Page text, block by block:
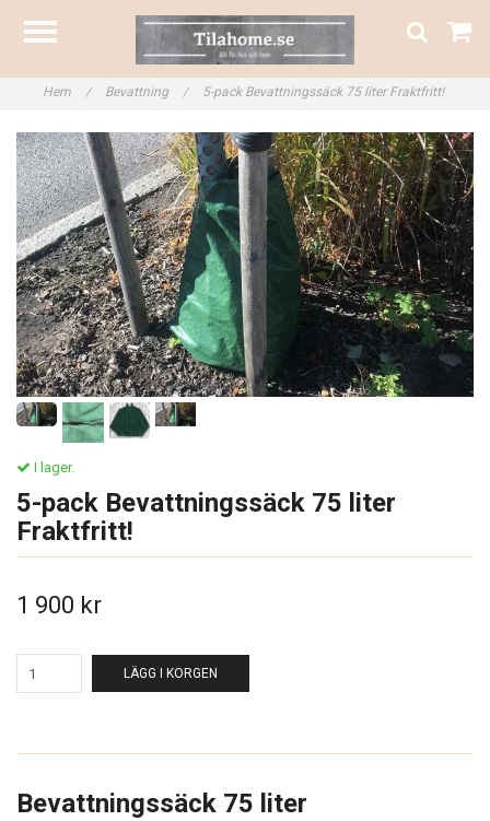
Hem / Bevattning / 5-pack Bevattningssäck 75 liter Fraktfritt!
I lager.
5-pack Bevattningssäck 75 liter
Fraktfritt!
1 900 kr
LÄGG I KORGEN
Bevattningssäck 75 liter